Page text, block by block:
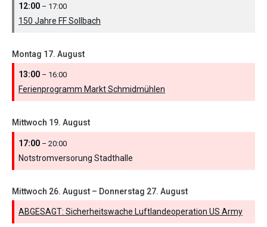
12:00 – 17:00
150 Jahre FF Sollbach
Montag 17. August
13:00 – 16:00
Ferienprogramm Markt Schmidmühlen
Mittwoch 19. August
17:00 – 20:00
Notstromversorung Stadthalle
Mittwoch 26. August – Donnerstag 27. August
ABGESAGT: Sicherheitswache Luftlandeoperation US Army